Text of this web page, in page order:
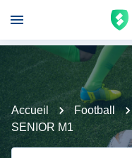
Accueil Football
SENIOR M1